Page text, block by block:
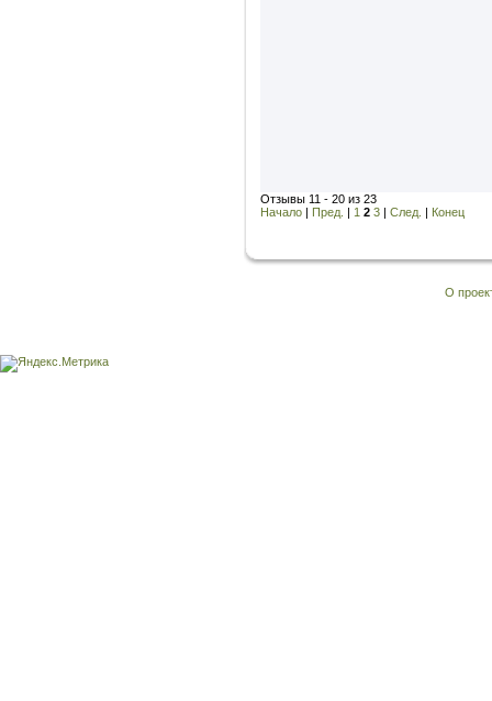
Отзывы 11 - 20 из 23
Начало | Пред. | 1 2 3 | След. | Конец
О